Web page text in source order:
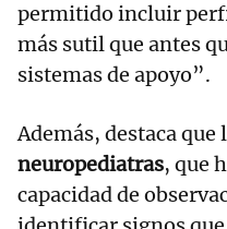
permitido incluir
más sutil que antes
sistemas de apoyo”.
Además, destaca que
neuropediatras, que
capacidad de